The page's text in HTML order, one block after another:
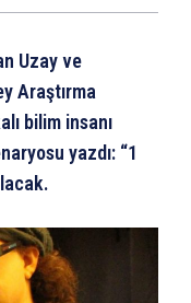
Uzay ve
Araştırma
bilim insanı
yazdı: “1